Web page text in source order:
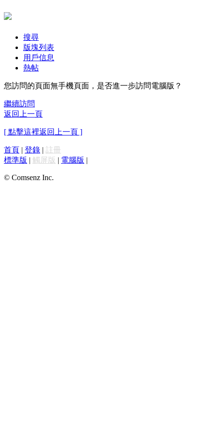
搜尋
版塊列表
用戶信息
熱帖
您訪問的頁面無手機頁面，是否進一步訪問電腦版？
繼續訪問
返回上一頁
[ 點擊這裡返回上一頁 ]
首頁 | 登錄 | 註冊
標準版 | 觸屏版 | 電腦版 |
© Comsenz Inc.